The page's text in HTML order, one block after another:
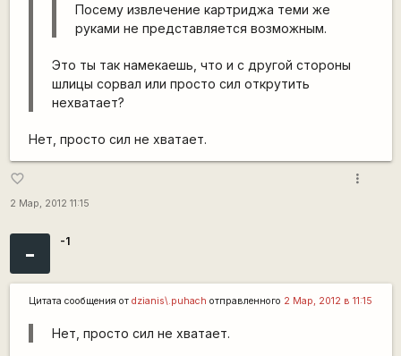
Посему извлечение картриджа теми же
руками не представляется возможным.
Это ты так намекаешь, что и с другой стороны
шлицы сорвал или просто сил открутить
нехватает?
Нет, просто сил не хватает.
favorite_border
2 Мар, 2012 11:15
more_vert
- -1
Цитата сообщения от dzianis\.puhach отправленного 2 Мар, 2012 в 11:15
Нет, просто сил не хватает.